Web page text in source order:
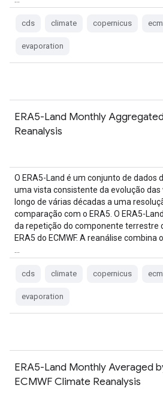
cds climate copernicus
evaporation
ERA5-Land Monthly
Reanalysis
O ERA5-Land é um conjunto de dados
uma vista consistente da evolução
longo de várias décadas a uma
comparação com o ERA5. O ERA5-
da repetição do componente terrestre
ERA5 do ECMWF. A reanálise
cds climate copernicus
evaporation
ERA5-Land Monthly Averaged
ECMWF Climate Reanalysis